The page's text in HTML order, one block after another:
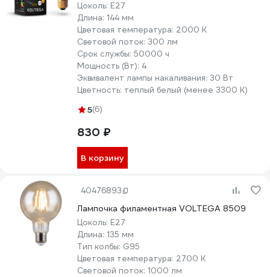
Цоколь: E27
Длина: 144 мм
Цветовая температура: 2000 К
Световой поток: 300 лм
Срок службы: 50000 ч
Мощность (Вт): 4
Эквивалент лампы накаливания: 30 Вт
Цветность: теплый белый (менее 3300 К)
5(6)
830 ₽
В корзину
40476893
Лампочка филаментная VOLTEGA 8509
Цоколь: E27
Длина: 135 мм
Тип колбы: G95
Цветовая температура: 2700 К
Световой поток: 1000 лм